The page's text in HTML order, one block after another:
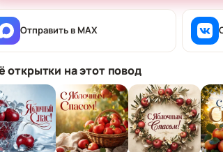
Отправить в MAX
открытки на этот повод